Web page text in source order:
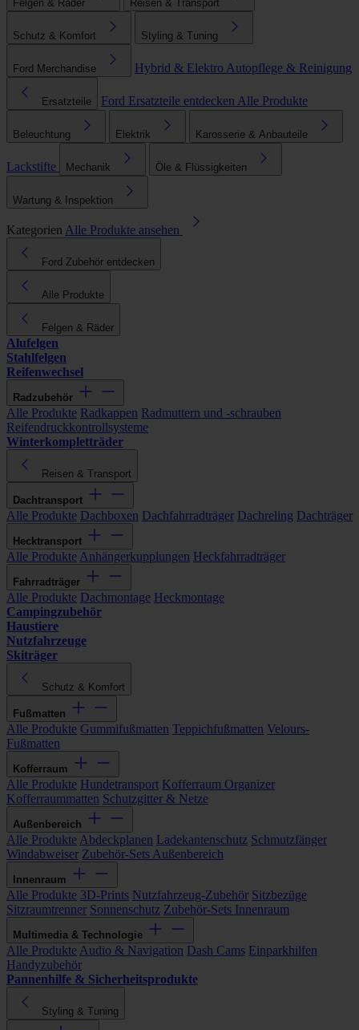
Felgen & Räder Reisen & Transport
Schutz & Komfort Styling & Tuning
Ford Merchandise Hybrid & Elektro Autopflege & Reinigung
Ersatzteile Ford Ersatzteile entdecken Alle Produkte
Beleuchtung Elektrik Karosserie & Anbauteile
Lackstifte Mechanik Öle & Flüssigkeiten
Wartung & Inspektion
Kategorien Alle Produkte ansehen
Ford Zubehör entdecken
Alle Produkte
Felgen & Räder
Alufelgen
Stahlfelgen
Reifenwechsel
Radzubehör
Alle Produkte Radkappen Radmuttern und -schrauben
Reifendruckkontrollsysteme
Winterkompletträder
Reisen & Transport
Dachtransport
Alle Produkte Dachboxen Dachfahrradträger Dachreling Dachträger
Hecktransport
Alle Produkte Anhängerkupplungen Heckfahrradträger
Fahrradträger
Alle Produkte Dachmontage Heckmontage
Campingzubehör
Haustiere
Nutzfahrzeuge
Skiträger
Schutz & Komfort
Fußmatten
Alle Produkte Gummifußmatten Teppichfußmatten Velours-
Fußmatten
Kofferraum
Alle Produkte Hundetransport Kofferraum Organizer
Kofferraummatten Schutzgitter & Netze
Außenbereich
Alle Produkte Abdeckplanen Ladekantenschutz Schmutzfänger
Windabweiser Zubehör-Sets Außenbereich
Innenraum
Alle Produkte 3D-Prints Nutzfahrzeug-Zubehör Sitzbezüge
Sitzraumtrenner Sonnenschutz Zubehör-Sets Innenraum
Multimedia & Technologie
Alle Produkte Audio & Navigation Dash Cams Einparkhilfen
Handyzubehör
Pannenhilfe & Sicherheitsprodukte
Styling & Tuning